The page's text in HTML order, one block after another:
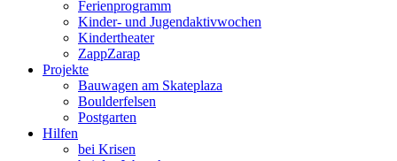
Ferienprogramm
Kinder- und Jugendaktivwochen
Kindertheater
ZappZarap
Projekte
Bauwagen am Skateplaza
Boulderfelsen
Postgarten
Hilfen
bei Krisen